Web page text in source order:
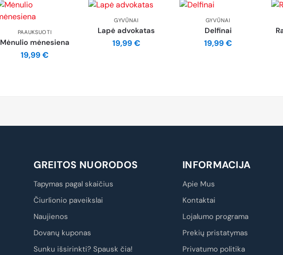
PAAUKSUOTI
Mėnulio mėnesiena
19,99€
GYVŪNAI
Lapė advokatas
19,99€
GYVŪNAI
Delfinai
19,99€
GREITOS NUORODOS
Tapymas pagal skaičius
Čiurlionio paveikslai
Naujienos
Dovanų kuponas
Sunku išsirinkti? Spausk čia!
INFORMACIJA
Apie Mus
Kontaktai
Lojalumo programa
Prekių pristatymas
Privatumo politika